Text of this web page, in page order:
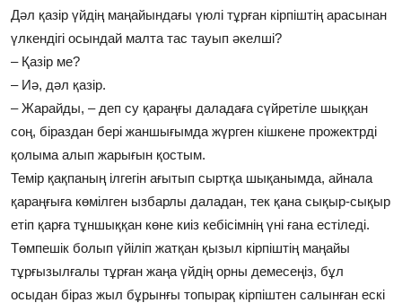
Дәл қазір үйдің маңайындағы үюлі тұрған кірпіштің арасынан
үлкендігі осындай малта тас тауып әкелші?
– Қазір ме?
– Иә, дәл қазір.
– Жарайды, – деп су қараңғы даладаға сүйретіле шыққан
соң, біраздан бері жаншығымда жүрген кішкене прожектрді
қолыма алып жарығын қостым.
Темір қақпаның ілгегін ағытып сыртқа шықанымда, айнала
қараңғыға көмілген ызбарлы даладан, тек қана сықыр-сықыр
етіп қарға тұншыққан көне киіз кебісімнің үні ғана естіледі.
Төмпешік болып үйіліп жатқан қызыл кірпіштің маңайы
тұрғызылғалы тұрған жаңа үйдің орны демесеңіз, бұл
осыдан біраз жыл бұрынғы топырақ кірпіштен салынған ескі